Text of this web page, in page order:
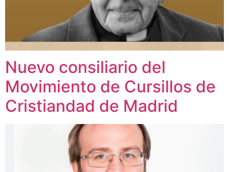
Nuevo consiliario del
Movimiento de Cursillos de
Cristiandad de Madrid